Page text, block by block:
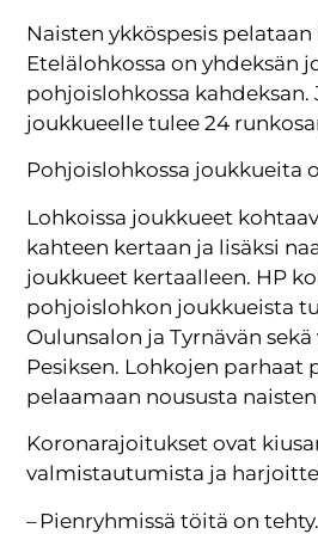
Naisten ykköspesis
Etelälohkossa on yhdeksän
pohjoislohkossa kahdeksan.
joukkueelle tulee 24
Pohjoislohkossa joukkueita
Lohkoissa joukkueet
kahteen kertaan ja lisäksi
joukkueet kertaalleen. HP
pohjoislohkon joukkueista
Oulunsalon ja Tyrnävän
Pesiksen. Lohkojen parhaat
pelaamaan noususta
Koronarajoitukset ovat
valmistautumista ja
– Pienryhmissä töitä on